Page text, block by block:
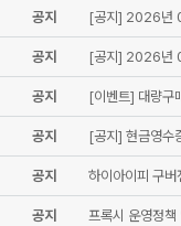
공지 [공지] 2026년
공지 [공지] 2026년
공지 [이벤트] 대량구
공지 [공지] 현금영수
공지 하이아이피 구버
공지 프록시 운영정책